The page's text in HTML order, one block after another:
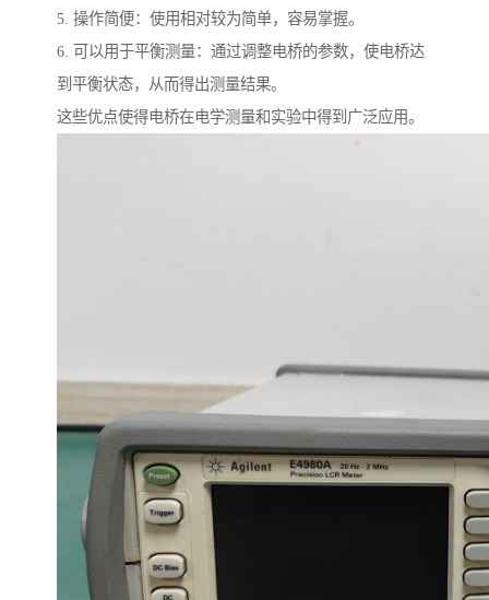
5. 操作简便：使用相对较为简单，容易掌握。
6. 可以用于平衡测量：通过调整电桥的参数，使电桥达
到平衡状态，从而得出测量结果。
这些优点使得电桥在电学测量和实验中得到广泛应用。